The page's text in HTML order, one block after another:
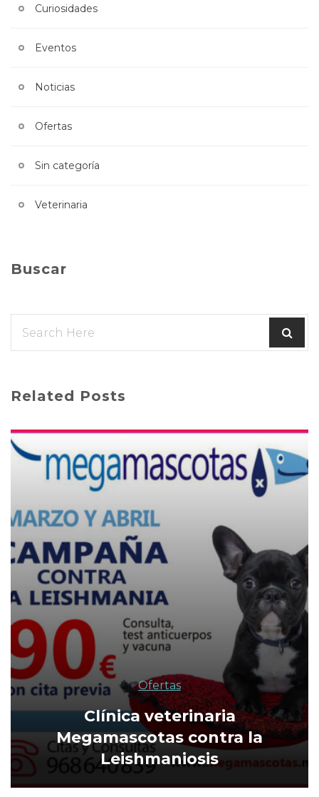
Curiosidades
Eventos
Noticias
Ofertas
Sin categoría
Veterinaria
Buscar
Related Posts
Ofertas
Clínica veterinaria
Megamascotas contra la
Leishmaniosis